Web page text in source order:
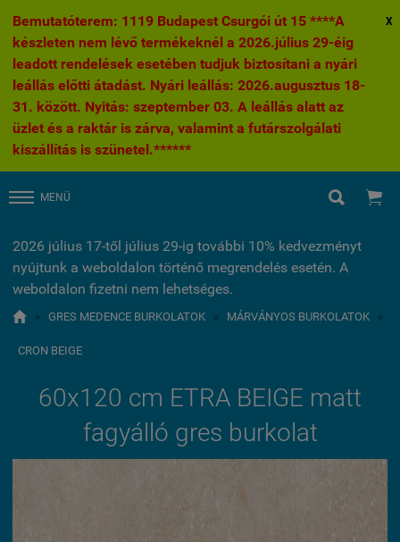
Bemutatóterem: 1119 Budapest Csurgói út 15 ****A
készleten nem lévő termékeknél a 2026.július 29-éig
leadott rendelések esetében tudjuk biztosítani a nyári
leállás előtti átadást. Nyári leállás: 2026.augusztus 18-
31. között. Nyitás: szeptember 03. A leállás alatt az
üzlet és a raktár is zárva, valamint a futárszolgálati
kiszállítás is szünetel.******
X
MENÜ  
2026 július 17-től július 29-ig további 10% kedvezményt
nyújtunk a weboldalon történő megrendelés esetén. A
weboldalon fizetni nem lehetséges.
 » GRES MEDENCE BURKOLATOK » MÁRVÁNYOS BURKOLATOK »
CRON BEIGE
60x120 cm ETRA BEIGE matt
fagyálló gres burkolat